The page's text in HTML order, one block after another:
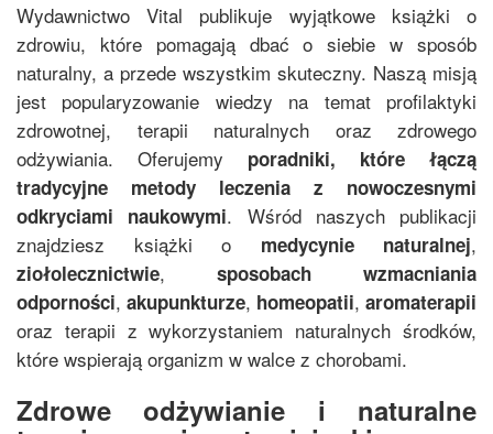
Wydawnictwo Vital publikuje wyjątkowe książki o
zdrowiu, które pomagają dbać o siebie w sposób
naturalny, a przede wszystkim skuteczny. Naszą misją
jest popularyzowanie wiedzy na temat profilaktyki
zdrowotnej, terapii naturalnych oraz zdrowego
odżywiania. Oferujemy poradniki, które łączą
tradycyjne metody leczenia z nowoczesnymi
odkryciami naukowymi. Wśród naszych publikacji
znajdziesz książki o medycynie naturalnej,
ziołolecznictwie, sposobach wzmacniania
odporności, akupunkturze, homeopatii, aromaterapii
oraz terapii z wykorzystaniem naturalnych środków,
które wspierają organizm w walce z chorobami.
Zdrowe odżywianie i naturalne